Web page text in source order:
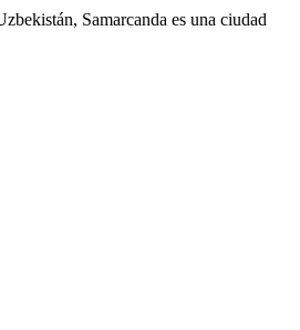
Samarcanda es una ciudad